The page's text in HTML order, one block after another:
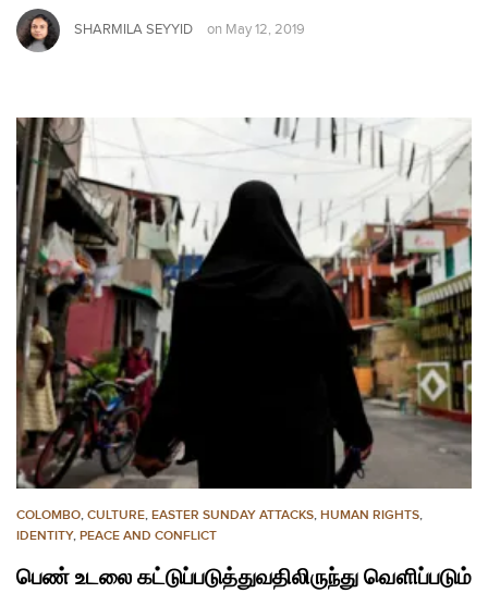
SHARMILA SEYYID on May 12, 2019
COLOMBO, CULTURE, EASTER SUNDAY ATTACKS, HUMAN RIGHTS,
IDENTITY, PEACE AND CONFLICT
பெண் உடலை கட்டுப்படுத்துவதிலிருந்து வௌிப்படும்